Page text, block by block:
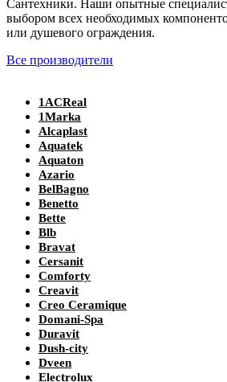
Сантехники. Наши опытные
выбором всех необходимых
или душевого ограждения.
Все производители
1ACReal
1Marka
Alcaplast
Aquatek
Aquaton
Azario
BelBagno
Benetto
Bette
Blb
Bravat
Cersanit
Comforty
Creavit
Creo Ceramique
Domani-Spa
Duravit
Dush-city
Dveen
Electrolux